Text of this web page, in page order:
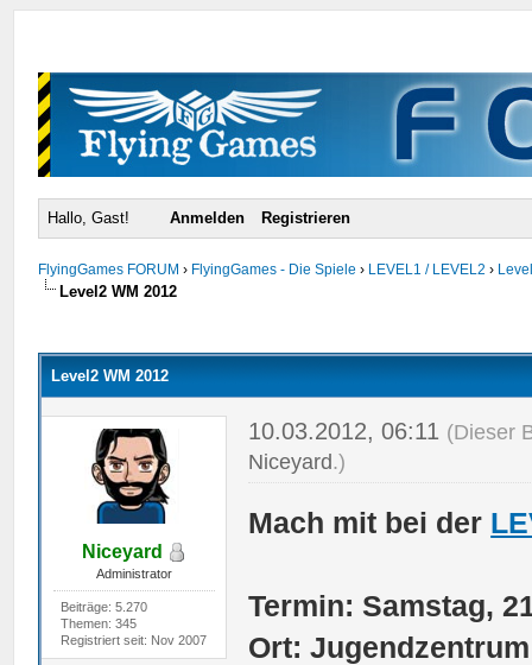
Hallo, Gast! Anmelden Registrieren
FlyingGames FORUM › FlyingGames - Die Spiele › LEVEL1 / LEVEL2 ›
Level2 WM 2012
Level2 WM 2012
Niceyard
Administrator
Beiträge: 5.270
Themen: 345
Registriert seit: Nov 2007
10.03.2012, 06:11 (Dieser
Niceyard.)
Mach mit bei der
Termin: Samstag,
Ort: